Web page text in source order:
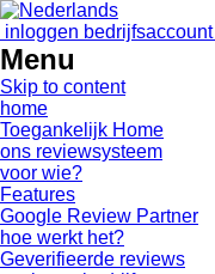
inloggen bedrijfsaccount
Menu
Skip to content
home
Toegankelijk Home
ons reviewsysteem
voor wie?
Features
Google Review Partner
hoe werkt het?
Geverifieerde reviews